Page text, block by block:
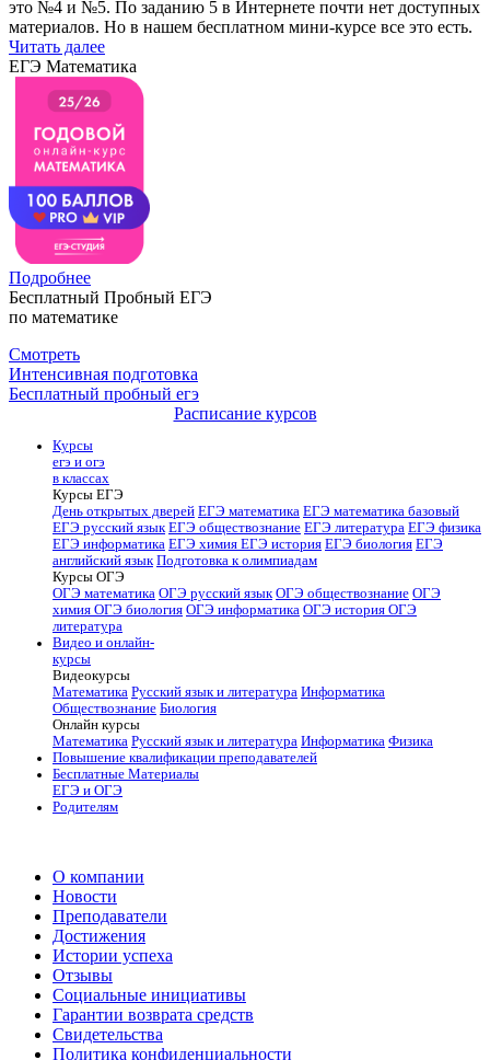
это №4 и №5. По заданию 5 в Интернете почти нет доступных
материалов. Но в нашем бесплатном мини-курсе все это есть.
Читать далее
ЕГЭ Математика
Подробнее
Бесплатный Пробный ЕГЭ
по математике
Смотреть
Интенсивная подготовка
Бесплатный пробный егэ
Расписание курсов
Курсы
егэ и огэ
в классах
Курсы ЕГЭ
День открытых дверей ЕГЭ математика ЕГЭ математика базовый
ЕГЭ русский язык ЕГЭ обществознание ЕГЭ литература ЕГЭ физика
ЕГЭ информатика ЕГЭ химия ЕГЭ история ЕГЭ биология ЕГЭ
английский язык Подготовка к олимпиадам
Курсы ОГЭ
ОГЭ математика ОГЭ русский язык ОГЭ обществознание ОГЭ
химия ОГЭ биология ОГЭ информатика ОГЭ история ОГЭ
литература
Видео и онлайн-
курсы
Видеокурсы
Математика Русский язык и литература Информатика
Обществознание Биология
Онлайн курсы
Математика Русский язык и литература Информатика Физика
Повышение квалификации преподавателей
Бесплатные Материалы
ЕГЭ и ОГЭ
Родителям
О компании
Новости
Преподаватели
Достижения
Истории успеха
Отзывы
Социальные инициативы
Гарантии возврата средств
Свидетельства
Политика конфиденциальности